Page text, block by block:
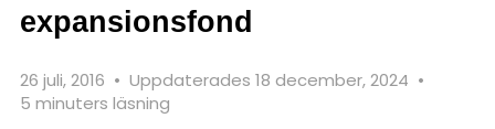
expansionsfond
26 juli, 2016 • Uppdaterades 18 december, 2024 •
5 minuters läsning